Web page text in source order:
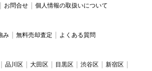
お問合せ 個人情報の取扱いについて
み 無料売却査定 よくある質問
品川区 大田区 目黒区 渋谷区
新宿区